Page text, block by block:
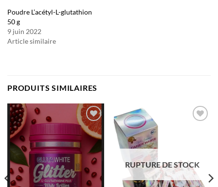
Poudre L’acétyl-L-glutathion
50 g
9 juin 2022
Article similaire
PRODUITS SIMILAIRES
Ajouter
à la liste
d’envies
RUPTURE DE STOCK